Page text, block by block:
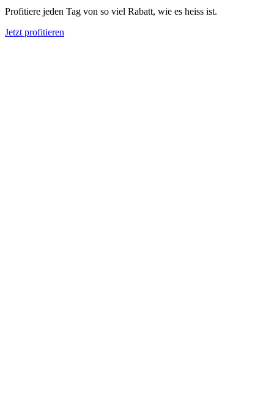
Profitiere jeden Tag von so viel Rabatt, wie es heiss ist.
Jetzt profitieren